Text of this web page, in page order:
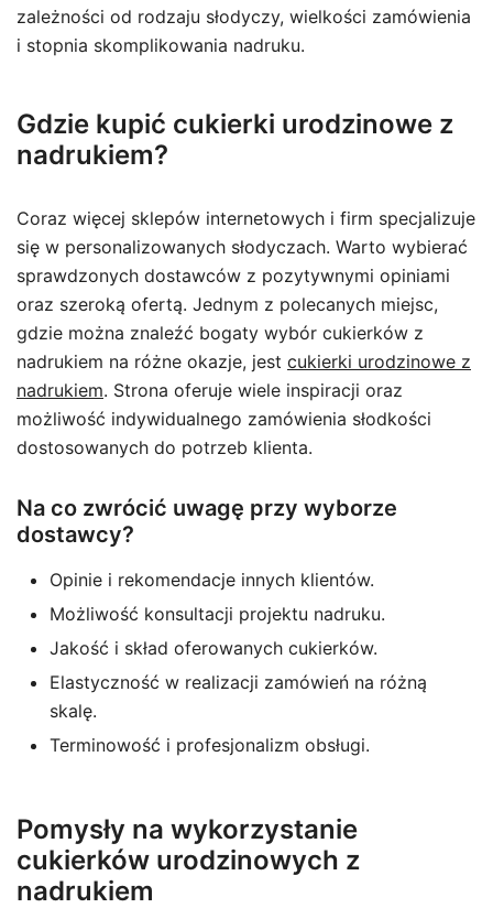
zależności od rodzaju słodyczy, wielkości zamówienia
i stopnia skomplikowania nadruku.
Gdzie kupić cukierki urodzinowe z
nadrukiem?
Coraz więcej sklepów internetowych i firm specjalizuje
się w personalizowanych słodyczach. Warto wybierać
sprawdzonych dostawców z pozytywnymi opiniami
oraz szeroką ofertą. Jednym z polecanych miejsc,
gdzie można znaleźć bogaty wybór cukierków z
nadrukiem na różne okazje, jest cukierki urodzinowe z
nadrukiem. Strona oferuje wiele inspiracji oraz
możliwość indywidualnego zamówienia słodkości
dostosowanych do potrzeb klienta.
Na co zwrócić uwagę przy wyborze
dostawcy?
Opinie i rekomendacje innych klientów.
Możliwość konsultacji projektu nadruku.
Jakość i skład oferowanych cukierków.
Elastyczność w realizacji zamówień na różną
skalę.
Terminowość i profesjonalizm obsługi.
Pomysły na wykorzystanie
cukierków urodzinowych z
nadrukiem